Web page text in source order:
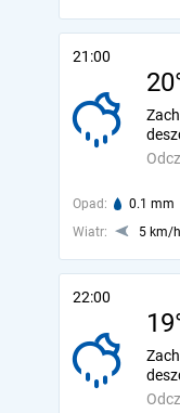
21:00
Opad: 0.1 mm
Wiatr:
5 km/h
22:00